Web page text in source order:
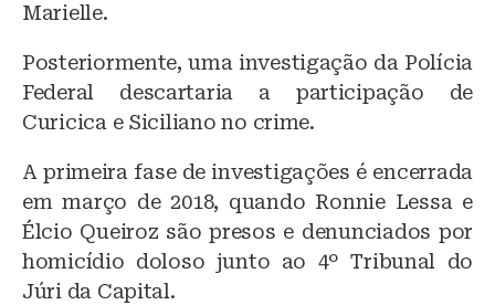
Marielle.
Posteriormente, uma investigação da Polícia
Federal descartaria a participação de
Curicica e Siciliano no crime.
A primeira fase de investigações é encerrada
em março de 2018, quando Ronnie Lessa e
Élcio Queiroz são presos e denunciados por
homicídio doloso junto ao 4º Tribunal do
Júri da Capital.